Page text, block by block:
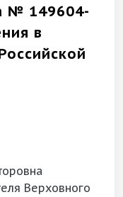
№ 149604-
в
Верховного